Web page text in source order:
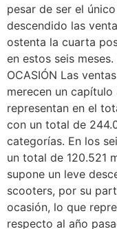
pesar de ser el
descendido las
ostenta la cuarta
en estos seis meses.
OCASIÓN Las
merecen un
representan en el
con un total de
categorías. En los
un total de 120.521
supone un leve
scooters, por su
ocasión, lo que
respecto al año